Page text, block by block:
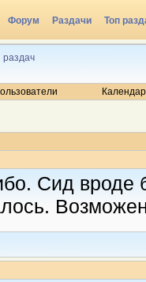
Форум Раздачи Топ
раздач
Сид вроде